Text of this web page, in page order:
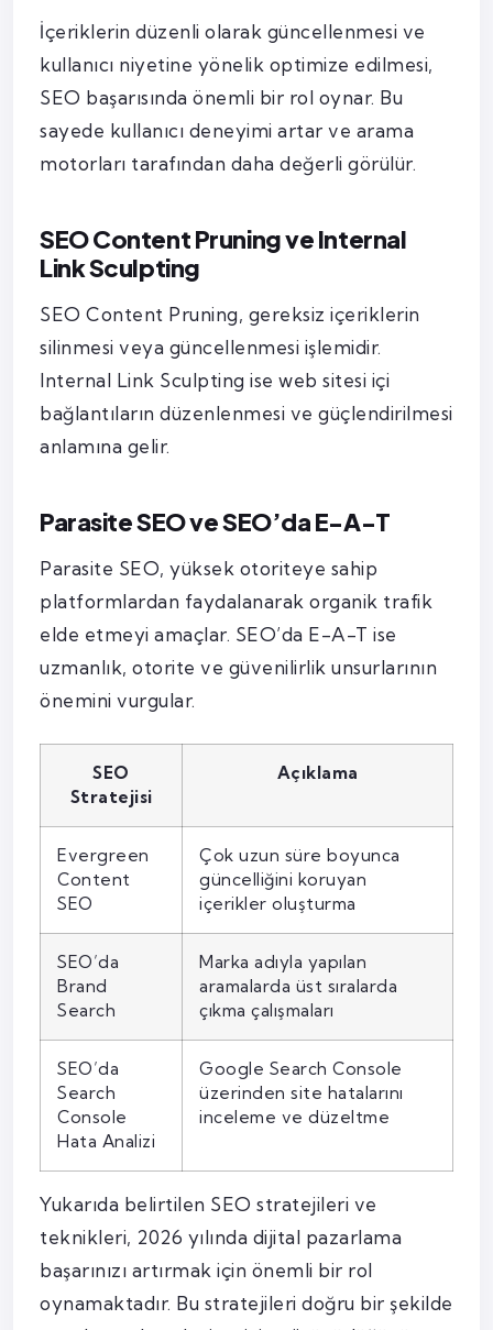
İçeriklerin düzenli olarak güncellenmesi ve
kullanıcı niyetine yönelik optimize edilmesi,
SEO başarısında önemli bir rol oynar. Bu
sayede kullanıcı deneyimi artar ve arama
motorları tarafından daha değerli görülür.
SEO Content Pruning ve Internal
Link Sculpting
SEO Content Pruning, gereksiz içeriklerin
silinmesi veya güncellenmesi işlemidir.
Internal Link Sculpting ise web sitesi içi
bağlantıların düzenlenmesi ve güçlendirilmesi
anlamına gelir.
Parasite SEO ve SEO’da E-A-T
Parasite SEO, yüksek otoriteye sahip
platformlardan faydalanarak organik trafik
elde etmeyi amaçlar. SEO’da E-A-T ise
uzmanlık, otorite ve güvenilirlik unsurlarının
önemini vurgular.
SEO
Stratejisi
Açıklama
Evergreen
Content
SEO
Çok uzun süre boyunca
güncelliğini koruyan
içerikler oluşturma
SEO’da
Brand
Search
Marka adıyla yapılan
aramalarda üst sıralarda
çıkma çalışmaları
SEO’da
Search
Console
Hata Analizi
Google Search Console
üzerinden site hatalarını
inceleme ve düzeltme
Yukarıda belirtilen SEO stratejileri ve
teknikleri, 2026 yılında dijital pazarlama
başarınızı artırmak için önemli bir rol
oynamaktadır. Bu stratejileri doğru bir şekilde